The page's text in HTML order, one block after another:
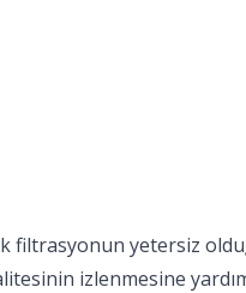
yetersiz
izlenmesine